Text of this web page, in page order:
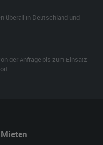
überall in Deutschland und
der Anfrage bis zum Einsatz
Mieten